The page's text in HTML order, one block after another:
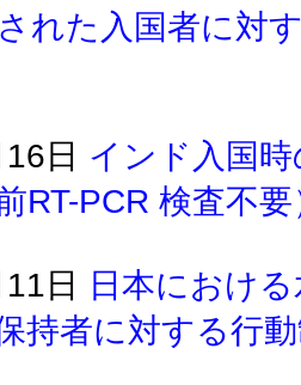
れた入国者に対
日 インド入国
RT-PCR 検査不要
日
日本におけ
持者に対する行